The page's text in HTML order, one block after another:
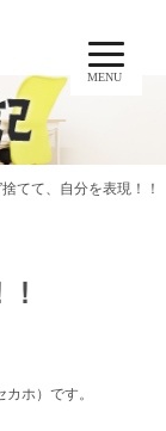
MENU
捨てて、自分を表現！！
ホ）です。